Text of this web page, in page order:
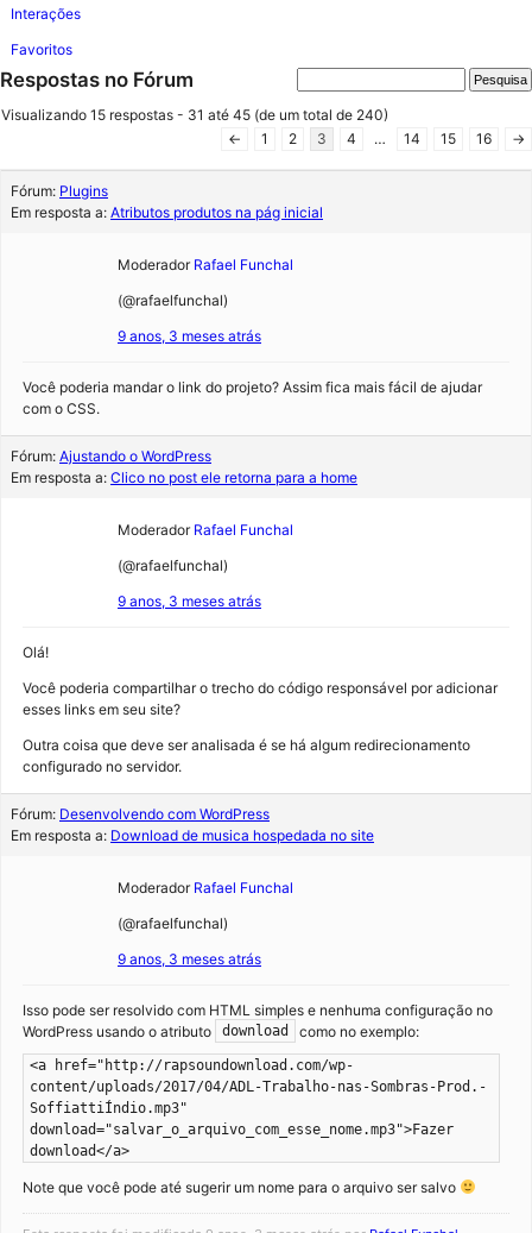
Interações
Favoritos
Respostas no Fórum
Visualizando 15 respostas - 31 até 45 (de um total de 240)
←
1 2 3 4 … 14 15 16 →
Fórum: Plugins
Em resposta a: Atributos produtos na pág inicial
Moderador Rafael Funchal
(@rafaelfunchal)
9 anos, 3 meses atrás
Você poderia mandar o link do projeto? Assim fica mais fácil de ajudar
com o CSS.
Fórum: Ajustando o WordPress
Em resposta a: Clico no post ele retorna para a home
Moderador Rafael Funchal
(@rafaelfunchal)
9 anos, 3 meses atrás
Olá!
Você poderia compartilhar o trecho do código responsável por adicionar
esses links em seu site?
Outra coisa que deve ser analisada é se há algum redirecionamento
configurado no servidor.
Fórum: Desenvolvendo com WordPress
Em resposta a: Download de musica hospedada no site
Moderador Rafael Funchal
(@rafaelfunchal)
9 anos, 3 meses atrás
Isso pode ser resolvido com HTML simples e nenhuma configuração no
WordPress usando o atributo
download como no exemplo:
<a href="http://rapsoundownload.com/wp-
content/uploads/2017/04/ADL-Trabalho-nas-Sombras-Prod.-
SoffiattiÍndio.mp3"
download="salvar_o_arquivo_com_esse_nome.mp3">Fazer
download</a>
Note que você pode até sugerir um nome para o arquivo ser salvo